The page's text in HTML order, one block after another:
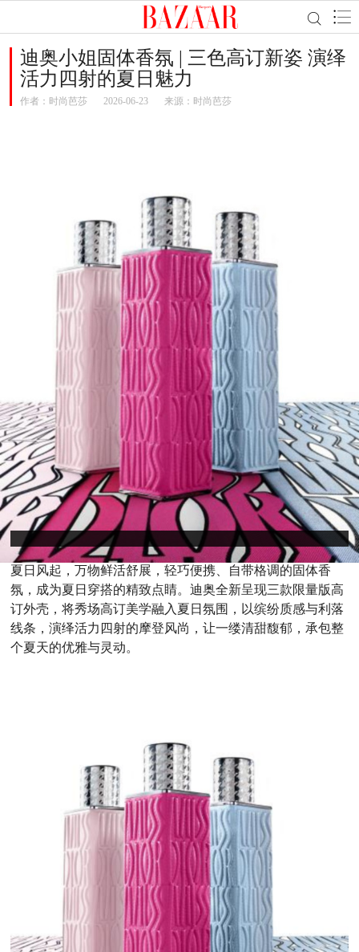
迪奥小姐固体香氛 | 三色高订新姿 演绎
活力四射的夏日魅力
作者： 时尚芭莎 2026-06-23 来源：时尚芭莎
夏日风起，万物鲜活舒展，轻巧便携、自带格调的固体香
氛，成为夏日穿搭的精致点睛。迪奥全新呈现三款限量版高
订外壳，将秀场高订美学融入夏日氛围，以缤纷质感与利落
线条，演绎活力四射的摩登风尚，让一缕清甜馥郁，承包整
个夏天的优雅与灵动。